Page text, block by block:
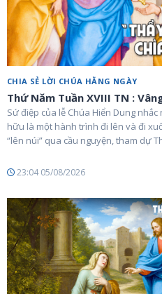
CHIA SẺ LỜI CHÚA HẰNG NGÀY
Thứ Năm Tuần XVIII TN :
Sứ điệp của lễ Chúa Hiển Dung
hữu là một hành trình đi lên và đi
“lên núi” qua cầu nguyện, tham dự
23:04 05/08/2026